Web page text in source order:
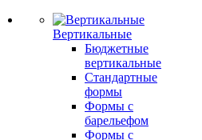
Вертикальные
Бюджетные
вертикальные
Стандартные
формы
Формы с
барельефом
Формы с